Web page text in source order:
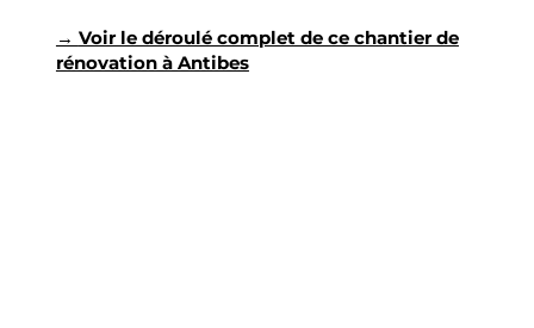
→ Voir le déroulé complet de ce chantier de
rénovation à Antibes